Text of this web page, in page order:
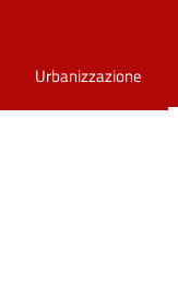
Urbanizzazione